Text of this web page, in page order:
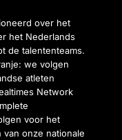
over het
het Nederlands
de talententeams.
we volgen
atleten
Network
voor het
onze nationale